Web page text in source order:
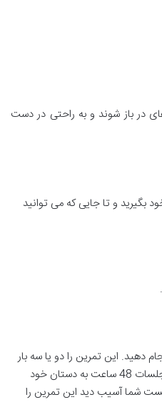
در باز شوند و به راحتی در دست
و تا جایی که می توانید
انجام دهید. این تمرین را دو یا سه بار
در هفته انجام دهید، اما بین جلسات 48 ساعت به دستان خود
شما آسیب دید این تمرین را